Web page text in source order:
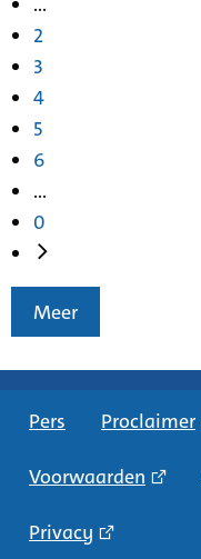
2
3
4
5
6
...
0
Meer
Pers Proclaimer
Voorwaarden
Privacy